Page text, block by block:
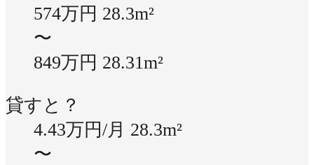
574万円 28.3m²
〜
849万円 28.31m²
貸すと？
4.43万円/月 28.3m²
〜